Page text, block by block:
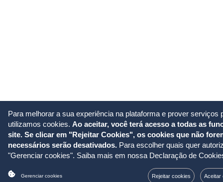
Para melhorar a sua experiência na plataforma e prover serviços
utilizamos cookies. Ao aceitar, você terá acesso a todas as
site. Se clicar em "Rejeitar Cookies", os cookies que não
necessários serão desativados. Para escolher quais quer
"Gerenciar cookies". Saiba mais em nossa Declaração de
Gerenciar cookies Rejeitar cookies Aceitar